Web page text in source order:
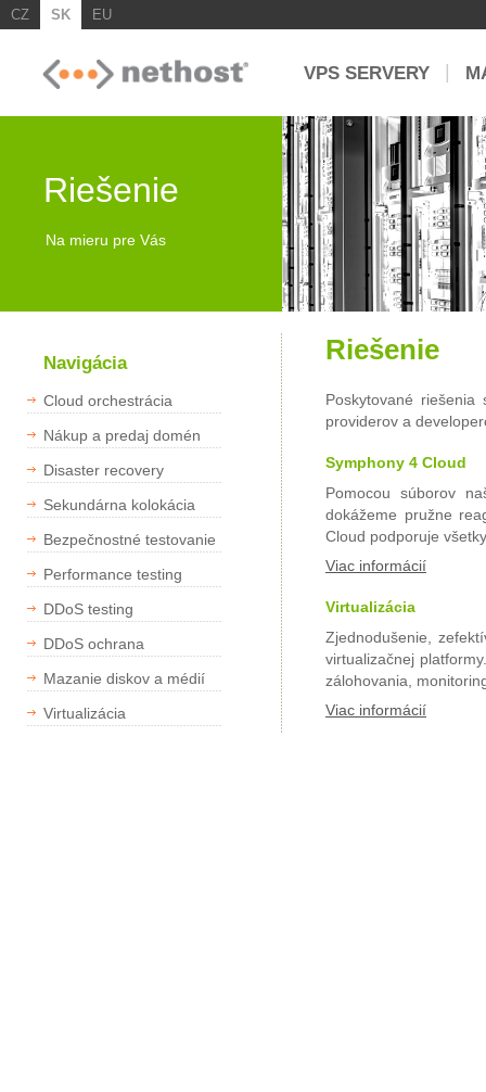
CZ SK EU
VPS SERVERY
Riešenie
Na mieru pre Vás
Navigácia
Cloud orchestrácia
Nákup a predaj domén
Disaster recovery
Sekundárna kolokácia
Bezpečnostné testovanie
Performance testing
DDoS testing
DDoS ochrana
Mazanie diskov a médií
Virtualizácia
Riešenie
Poskytované
providerov a
Symphony 4 Cloud
Pomocou súborov
dokážeme pružne
Cloud podporuje
Viac informácií
Virtualizácia
Zjednodušenie,
virtualizačnej
zálohovania,
Viac informácií